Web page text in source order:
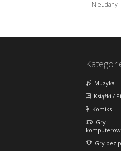
Nieudany
Muzyka
Książki /
Komiks
Gry
Gry bez